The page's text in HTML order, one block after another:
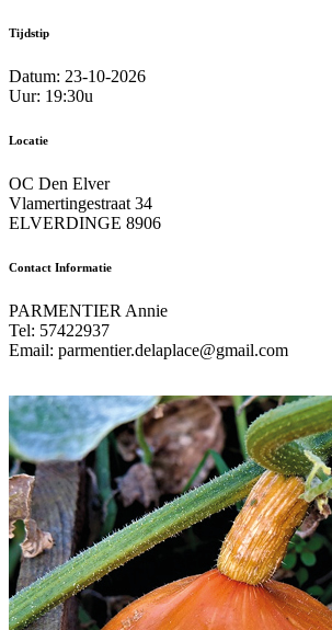
Tijdstip
Datum: 23-10-2026
Uur: 19:30u
Locatie
OC Den Elver
Vlamertingestraat 34
ELVERDINGE 8906
Contact Informatie
PARMENTIER Annie
Tel: 57422937
Email: parmentier.delaplace@gmail.com